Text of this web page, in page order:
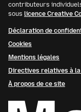
contributeurs
sous licence Creative
Déclaration de
Cookies
Mentions légales
Directives relatives à
À propos de ce site